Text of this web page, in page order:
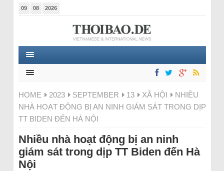
09 08 2026
HOME 2023 SEPTEMBER 13 XÃ HỘI
NHIỀU
NHÀ HOẠT ĐỘNG BỊ AN NINH GIÁM SÁT TRONG DỊP
TT BIDEN ĐẾN HÀ NỘI
Nhiều nhà hoạt động bị an ninh
giám sát trong dịp TT Biden đến Hà
Nội